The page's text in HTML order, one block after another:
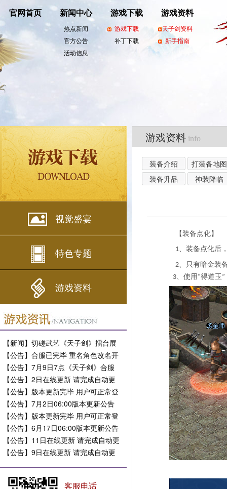
官网首页 新闻中心
热点新闻
官方公告
活动信息
游戏下载
游戏下载
补丁下载
游戏资料
天子剑资料
新手指南
视觉盛宴
特色专题
游戏资料
【新闻】切磋武艺《天子剑》擂台展
现风采
【公告】合服已完毕 重名角色改名开
放【公告】7月9日7点《天子剑》合服
公告
【公告】2日在线更新 请完成自动更
新【公告】版本更新完毕 用户可正常登
陆【公告】7月2日06:00版本更新公告
【公告】版本更新完毕 用户可正常登
陆【公告】6月17日06:00版本更新公告
【公告】11日在线更新 请完成自动更
新【公告】9日在线更新 请完成自动更
客服电话
游戏资料 info
装备介绍
打装备地图
装备升品
神装降临
【装备点化】
1、装备点化后
2、只有暗金装
3、使用 “得道玉 ”